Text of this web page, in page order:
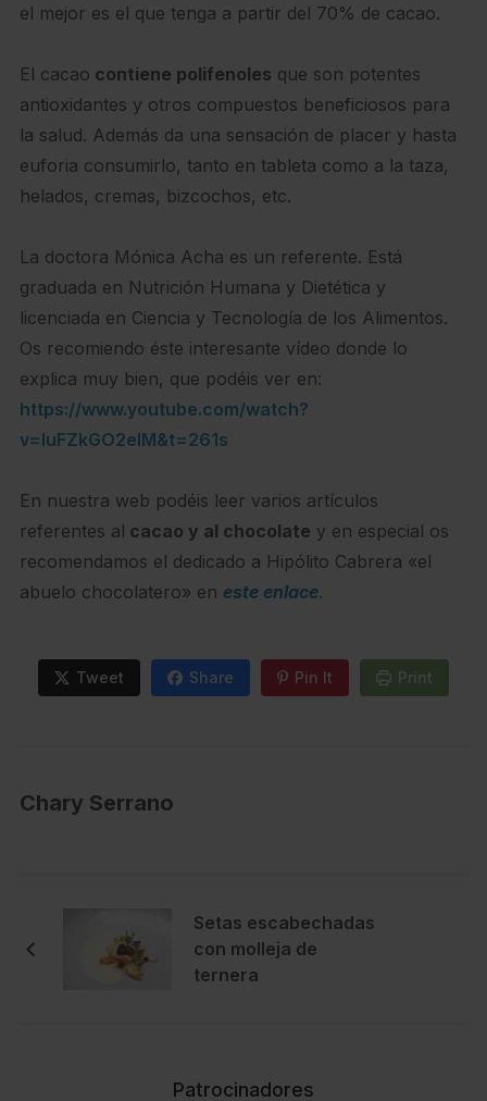
el mejor es el que tenga a partir del 70% de cacao.
El cacao contiene polifenoles que son potentes
antioxidantes y otros compuestos beneficiosos para
la salud. Además da una sensación de placer y hasta
euforia consumirlo, tanto en tableta como a la taza,
helados, cremas, bizcochos, etc.
La doctora Mónica Acha es un referente. Está
graduada en Nutrición Humana y Dietética y
licenciada en Ciencia y Tecnología de los Alimentos.
Os recomiendo éste interesante vídeo donde lo
explica muy bien, que podéis ver en:
https://www.youtube.com/watch?
v=luFZkGO2elM&t=261s
En nuestra web podéis leer varios artículos
referentes al cacao y al chocolate y en especial os
recomendamos el dedicado a Hipólito Cabrera «el
abuelo chocolatero» en este enlace.
Tweet Share Pin It Print
Chary Serrano
Setas escabechadas
con molleja de
ternera
Patrocinadores